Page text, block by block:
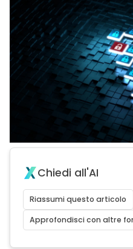
Chiedi all'AI
Riassumi questo articolo
Approfondisci con altre